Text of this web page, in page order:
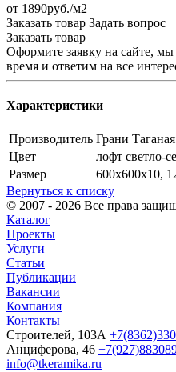
от 1890руб./м2
Заказать товар Задать вопрос
Заказать товар
Оформите заявку на сайте,
время и ответим на все
Характеристики
Производитель Грани Таганая
Цвет
лофт светло-
Размер
600х600х10,
Вернуться к списку
© 2007 - 2026 Все права
Каталог
Проекты
Услуги
Статьи
Публикации
Вакансии
Компания
Контакты
Строителей, 103А
Анциферова, 46
info@tkeramika.ru